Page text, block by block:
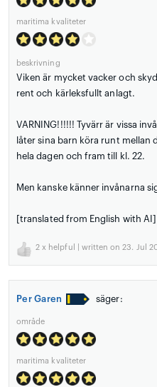
maritima kvaliteter
beskrivning
Viken är mycket vacker och
rent och kärleksfullt anlagt.
VARNING!!!!!! Tyvärr är vissa
låter sina barn köra runt
hela dagen och fram till kl. 22.
Men kanske känner invånarna
[translated from English with AI]
2 x helpful | written on 23. Jul
Per Garen säger:
område
maritima kvaliteter